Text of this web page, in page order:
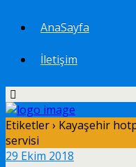
AnaSayfa
İletişim
Etiketler › Kayaşehir
servisi
29 Ekim 2018